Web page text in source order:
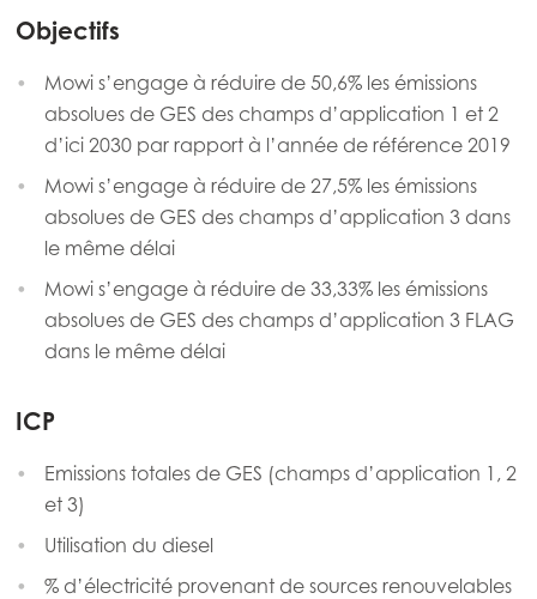
Objectifs
Mowi s’engage à réduire de 50,6% les émissions
absolues de GES des champs d’application 1 et 2
d’ici 2030 par rapport à l’année de référence 2019
Mowi s’engage à réduire de 27,5% les émissions
absolues de GES des champs d’application 3 dans
le même délai
Mowi s’engage à réduire de 33,33% les émissions
absolues de GES des champs d’application 3 FLAG
dans le même délai
ICP
Emissions totales de GES (champs d’application 1, 2
et 3)
Utilisation du diesel
% d’électricité provenant de sources renouvelables